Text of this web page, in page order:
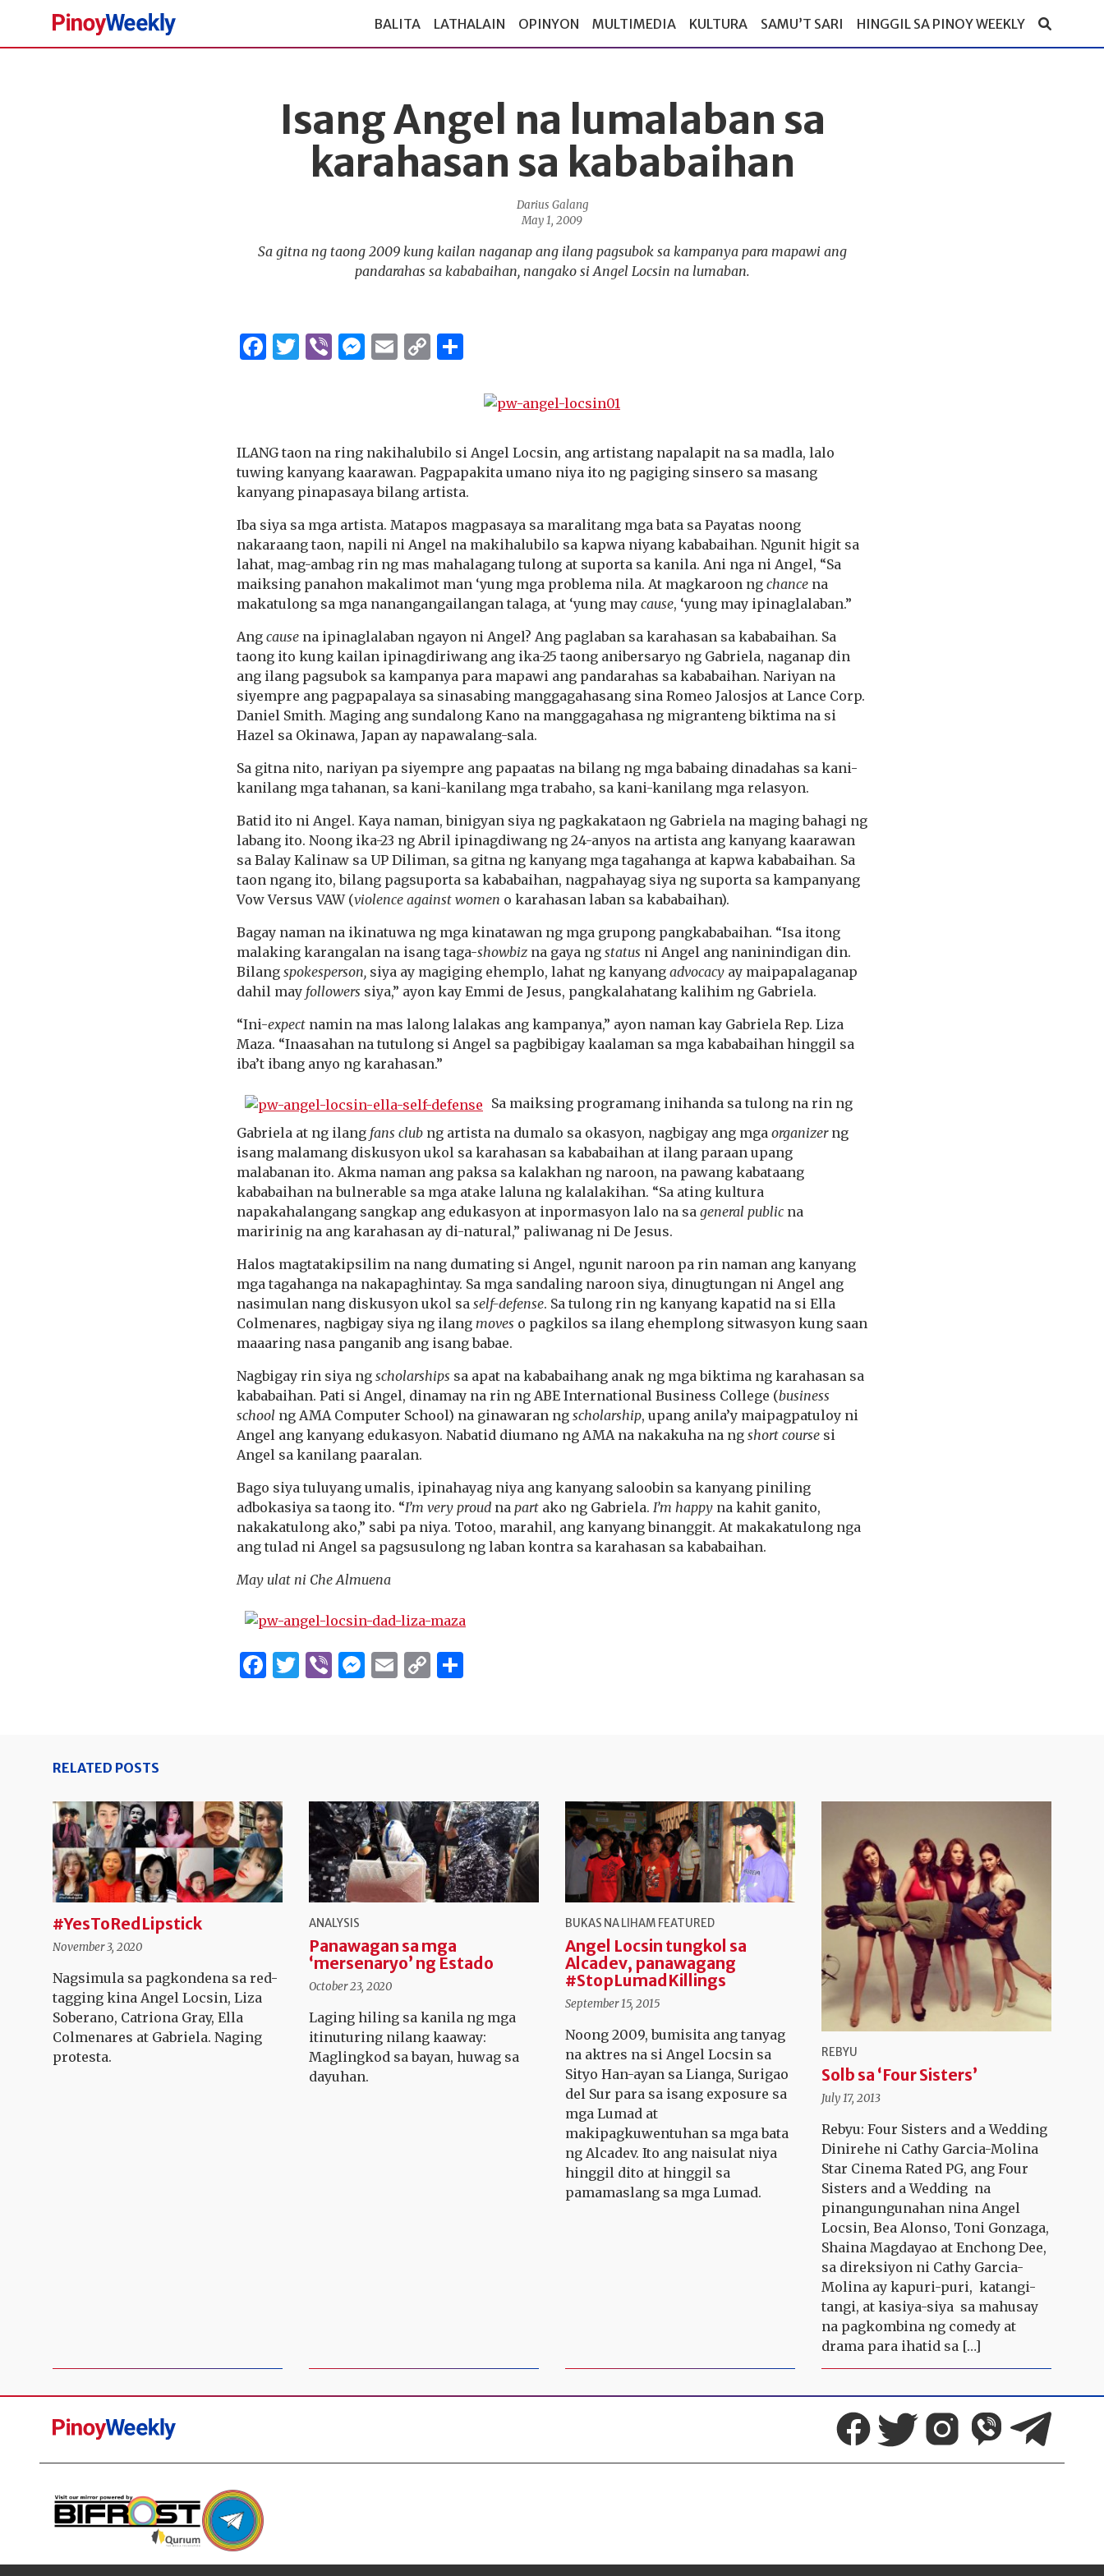
Pinoy
BALITA LATHALAIN OPINYON MULTIMEDIA KULTURA SAMU’T SARI HINGGIL SA PINOY WEEKLY
Isang Angel na lumalaban sa
karahasan sa kababaihan
Darius Galang
May 1, 2009
Sa gitna ng taong 2009 kung kailan naganap ang ilang pagsubok sa kampanya para mapawi ang
pandarahas sa kababaihan, nangako si Angel Locsin na lumaban.
Facebook
Twitter
ViberMessenger
Email
Copy
ILANG taon na ring nakihalubilo si Angel Locsin, ang artistang napalapit na sa madla, lalo
tuwing kanyang kaarawan. Pagpapakita umano niya ito ng pagiging sinsero sa masang
kanyang pinapasaya bilang artista.
Iba siya sa mga artista. Matapos magpasaya sa maralitang mga bata sa Payatas noong
nakaraang taon, napili ni Angel na makihalubilo sa kapwa niyang kababaihan. Ngunit higit sa
lahat, mag-ambag rin ng mas mahalagang tulong at suporta sa kanila. Ani nga ni Angel, “Sa
maiksing panahon makalimot man ‘yung mga problema nila. At magkaroon ng chance na
makatulong sa mga nanangangailangan talaga, at ‘yung may cause, ‘yung may ipinaglalaban.”
Ang cause na ipinaglalaban ngayon ni Angel? Ang paglaban sa karahasan sa kababaihan. Sa
taong ito kung kailan ipinagdiriwang ang ika-25 taong anibersaryo ng Gabriela, naganap din
ang ilang pagsubok sa kampanya para mapawi ang pandarahas sa kababaihan. Nariyan na
siyempre ang pagpapalaya sa sinasabing manggagahasang sina Romeo Jalosjos at Lance Corp.
Daniel Smith. Maging ang sundalong Kano na manggagahasa ng migranteng biktima na si
Hazel sa Okinawa, Japan ay napawalang-sala.
Sa gitna nito, nariyan pa siyempre ang papaatas na bilang ng mga babaing dinadahas sa kani-
kanilang mga tahanan, sa kani-kanilang mga trabaho, sa kani-kanilang mga relasyon.
Batid ito ni Angel. Kaya naman, binigyan siya ng pagkakataon ng Gabriela na maging bahagi ng
labang ito. Noong ika-23 ng Abril ipinagdiwang ng 24-anyos na artista ang kanyang kaarawan
sa Balay Kalinaw sa UP Diliman, sa gitna ng kanyang mga tagahanga at kapwa kababaihan. Sa
taon ngang ito, bilang pagsuporta sa kababaihan, nagpahayag siya ng suporta sa kampanyang
Vow Versus VAW (violence against women o karahasan laban sa kababaihan).
Bagay naman na ikinatuwa ng mga kinatawan ng mga grupong pangkababaihan. “Isa itong
malaking karangalan na isang taga-showbiz na gaya ng status ni Angel ang naninindigan din.
Bilang spokesperson, siya ay magiging ehemplo, lahat ng kanyang advocacy ay maipapalaganap
dahil may followers siya,” ayon kay Emmi de Jesus, pangkalahatang kalihim ng Gabriela.
“Ini-expect namin na mas lalong lalakas ang kampanya,” ayon naman kay Gabriela Rep. Liza
Maza. “Inaasahan na tutulong si Angel sa pagbibigay kaalaman sa mga kababaihan hinggil sa
iba’t ibang anyo ng karahasan.”
Sa maiksing programang inihanda sa tulong na rin ng
Gabriela at ng ilang fans club ng artista na dumalo sa okasyon, nagbigay ang mga organizer ng
isang malamang diskusyon ukol sa karahasan sa kababaihan at ilang paraan upang
malabanan ito. Akma naman ang paksa sa kalakhan ng naroon, na pawang kabataang
kababaihan na bulnerable sa mga atake laluna ng kalalakihan. “Sa ating kultura
napakahalangang sangkap ang edukasyon at inpormasyon lalo na sa general public na
maririnig na ang karahasan ay di-natural,” paliwanag ni De Jesus.
Halos magtatakipsilim na nang dumating si Angel, ngunit naroon pa rin naman ang kanyang
mga tagahanga na nakapaghintay. Sa mga sandaling naroon siya, dinugtungan ni Angel ang
nasimulan nang diskusyon ukol sa self-defense. Sa tulong rin ng kanyang kapatid na si Ella
Colmenares, nagbigay siya ng ilang moves o pagkilos sa ilang ehemplong sitwasyon kung saan
maaaring nasa panganib ang isang babae.
Nagbigay rin siya ng scholarships sa apat na kababaihang anak ng mga biktima ng karahasan sa
kababaihan. Pati si Angel, dinamay na rin ng ABE International Business College (business
school ng AMA Computer School) na ginawaran ng scholarship, upang anila’y maipagpatuloy ni
Angel ang kanyang edukasyon. Nabatid diumano ng AMA na nakakuha na ng short course si
Angel sa kanilang paaralan.
Bago siya tuluyang umalis, ipinahayag niya ang kanyang saloobin sa kanyang piniling
adbokasiya sa taong ito. “I’m very proud na part ako ng Gabriela. I’m happy na kahit ganito,
nakakatulong ako,” sabi pa niya. Totoo, marahil, ang kanyang binanggit. At makakatulong nga
ang tulad ni Angel sa pagsusulong ng laban kontra sa karahasan sa kababaihan.
May ulat ni Che Almuena
Facebook
Twitter
ViberMessenger
Email
Copy
RELATED POSTS
#YesToRedLipstick
November 3, 2020
Nagsimula sa pagkondena sa red-
tagging kina Angel Locsin, Liza
Soberano, Catriona Gray, Ella
Colmenares at Gabriela. Naging
protesta.
ANALYSIS
Panawagan sa mga
‘mersenaryo’ ng Estado
October 23, 2020
Laging hiling sa kanila ng mga
itinuturing nilang kaaway:
Maglingkod sa bayan, huwag sa
dayuhan.
BUKAS NA LIHAM FEATURED
Angel Locsin tungkol sa
Alcadev, panawagang
#StopLumadKillings
September 15, 2015
Noong 2009, bumisita ang tanyag
na aktres na si Angel Locsin sa
Sityo Han-ayan sa Lianga, Surigao
del Sur para sa isang exposure sa
mga Lumad at
makipagkuwentuhan sa mga bata
ng Alcadev. Ito ang naisulat niya
hinggil dito at hinggil sa
pamamaslang sa mga Lumad.
REBYU
Solb sa ‘Four Sisters’
July 17, 2013
Rebyu: Four Sisters and a Wedding
Dinirehe ni Cathy Garcia-Molina
Star Cinema Rated PG, ang Four
Sisters and a Wedding na
pinangungunahan nina Angel
Locsin, Bea Alonso, Toni Gonzaga,
Shaina Magdayao at Enchong Dee,
sa direksiyon ni Cathy Garcia-
Molina ay kapuri-puri, katangi-
tangi, at kasiya-siya sa mahusay
na pagkombina ng comedy at
drama para ihatid sa […]
Pinoy
Weekly